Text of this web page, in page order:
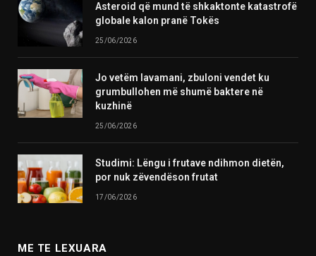
Asteroid që mund të shkaktonte katastrofë
globale kalon pranë Tokës
25/06/2026
Jo vetëm lavamani, zbuloni vendet ku
grumbullohen më shumë baktere në
kuzhinë
25/06/2026
Studimi: Lëngu i frutave ndihmon dietën,
por nuk zëvendëson frutat
17/06/2026
ME TE LEXUARA